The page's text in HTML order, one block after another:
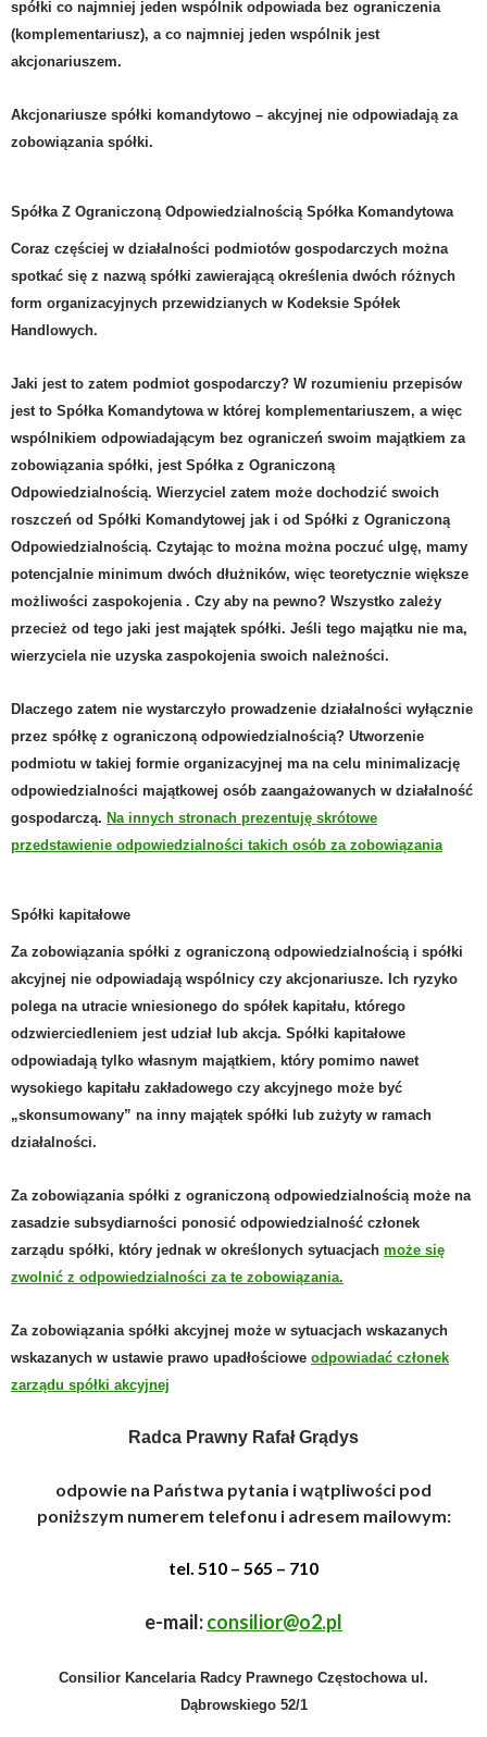
spółki co najmniej jeden wspólnik odpowiada bez ograniczenia
(komplementariusz), a co najmniej jeden wspólnik jest
akcjonariuszem.
Akcjonariusze spółki komandytowo – akcyjnej nie odpowiadają za
zobowiązania spółki.
Spółka Z Ograniczoną Odpowiedzialnością Spółka Komandytowa
Coraz częściej w działalności podmiotów gospodarczych można
spotkać się z nazwą spółki zawierającą określenia dwóch różnych
form organizacyjnych przewidzianych w Kodeksie Spółek
Handlowych.
Jaki jest to zatem podmiot gospodarczy? W rozumieniu przepisów
jest to Spółka Komandytowa w której komplementariuszem, a więc
wspólnikiem odpowiadającym bez ograniczeń swoim majątkiem za
zobowiązania spółki, jest Spółka z Ograniczoną
Odpowiedzialnością. Wierzyciel zatem może dochodzić swoich
roszczeń od Spółki Komandytowej jak i od Spółki z Ograniczoną
Odpowiedzialnością. Czytając to można można poczuć ulgę, mamy
potencjalnie minimum dwóch dłużników, więc teoretycznie większe
możliwości zaspokojenia . Czy aby na pewno? Wszystko zależy
przecież od tego jaki jest majątek spółki. Jeśli tego majątku nie ma,
wierzyciela nie uzyska zaspokojenia swoich należności.
Dlaczego zatem nie wystarczyło prowadzenie działalności wyłącznie
przez spółkę z ograniczoną odpowiedzialnością? Utworzenie
podmiotu w takiej formie organizacyjnej ma na celu minimalizację
odpowiedzialności majątkowej osób zaangażowanych w działalność
gospodarczą. Na innych stronach prezentuję skrótowe
przedstawienie odpowiedzialności takich osób za zobowiązania
Spółki kapitałowe
Za zobowiązania spółki z ograniczoną odpowiedzialnością i spółki
akcyjnej nie odpowiadają wspólnicy czy akcjonariusze. Ich ryzyko
polega na utracie wniesionego do spółek kapitału, którego
odzwierciedleniem jest udział lub akcja. Spółki kapitałowe
odpowiadają tylko własnym majątkiem, który pomimo nawet
wysokiego kapitału zakładowego czy akcyjnego może być
„skonsumowany” na inny majątek spółki lub zużyty w ramach
działalności.
Za zobowiązania spółki z ograniczoną odpowiedzialnością może na
zasadzie subsydiarności ponosić odpowiedzialność członek
zarządu spółki, który jednak w określonych sytuacjach może się
zwolnić z odpowiedzialności za te zobowiązania.
Za zobowiązania spółki akcyjnej może w sytuacjach wskazanych
wskazanych w ustawie prawo upadłościowe odpowiadać członek
zarządu spółki akcyjnej
Radca Prawny Rafał Grądys
odpowie na Państwa pytania i wątpliwości pod
poniższym numerem telefonu i adresem mailowym:
tel. 510 – 565 – 710
e-mail:consilior@o2.pl
Consilior Kancelaria Radcy Prawnego Częstochowaul.
Dąbrowskiego 52/1